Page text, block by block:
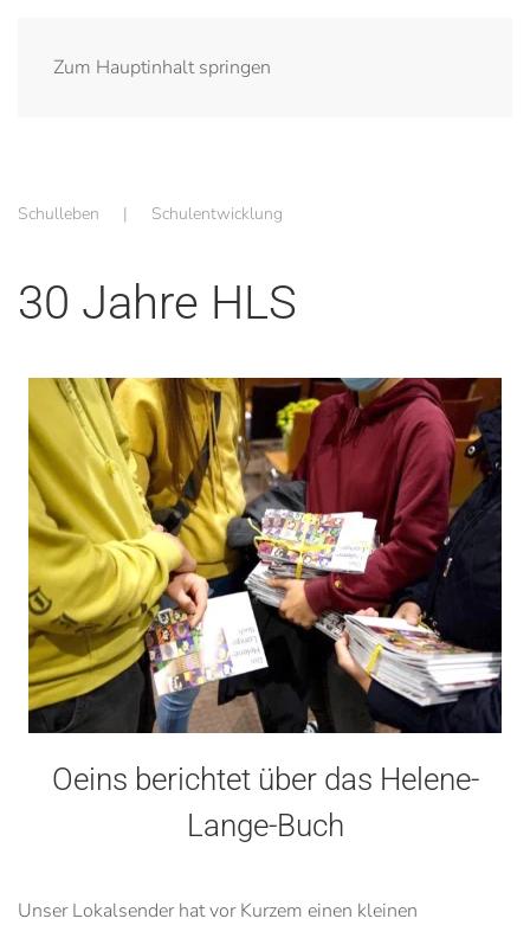
Zum Hauptinhalt springen
Schulleben Schulentwicklung
30 Jahre HLS
Oeins berichtet über das Helene-
Lange-Buch
Unser Lokalsender hat vor Kurzem einen kleinen